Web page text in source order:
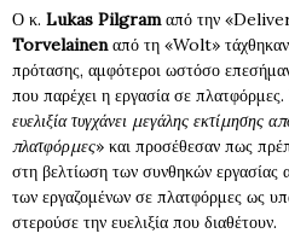
Ο κ. Lukas Pilgramαπό την
Torvelainenαπό τη «Wolt» τάχθηκαν
πρότασης, αμφότεροι ωστόσο
που παρέχει η εργασία σε πλατφόρμες.
ευελιξία τυγχάνει μεγάλης εκτίμησης
πλατφόρμες» και προσέθεσαν πως
στη βελτίωση των συνθηκών εργασίας
των εργαζομένων σε πλατφόρμες ως
στερούσε την ευελιξία που διαθέτουν.